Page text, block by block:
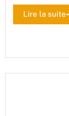
Lire la suite